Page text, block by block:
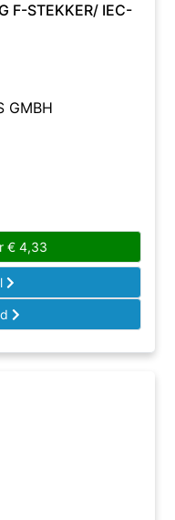
F-STEKKER/ IEC-
GMBH
€4,33